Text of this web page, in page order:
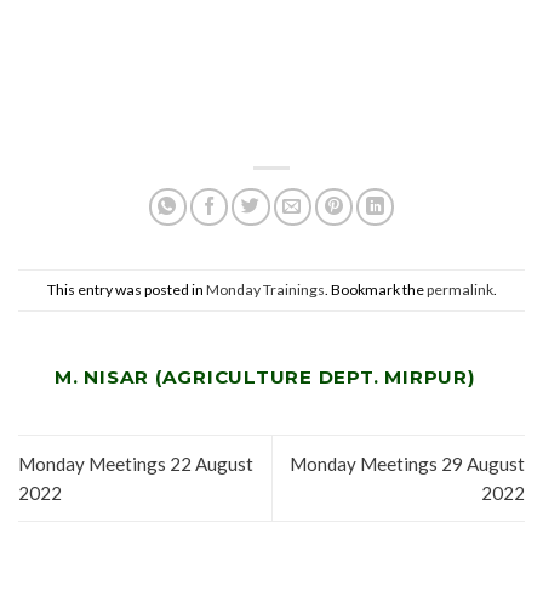
This entry was posted in Monday Trainings . Bookmark thepermalink.
M. NISAR (AGRICULTURE DEPT. MIRPUR)
Monday Meetings 22 August
2022
Monday Meetings 29 August
2022